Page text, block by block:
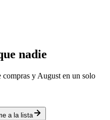
nadie
compras y August en un solo
a la lista